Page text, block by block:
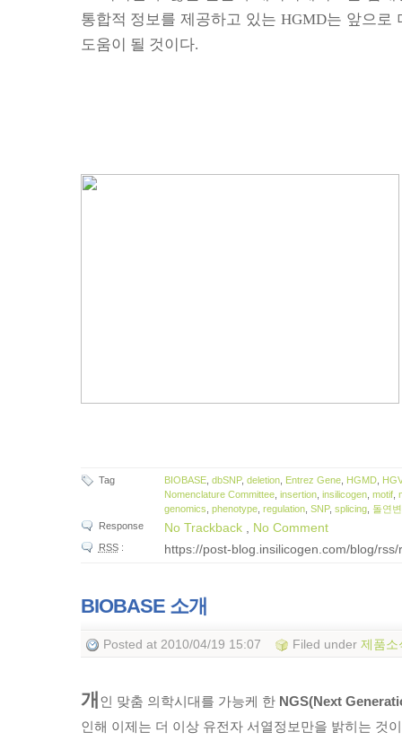
통합적 정보를 제공하고 있는 HGMD는 앞으로
도움이 될 것이다.
Tag BIOBASE ,dbSNP,deletion Entrez Gene HGMD
Nomenclature Committee ,insertion ,insilicogen ,motif ,
genomics ,phenotype ,regulation ,SNP,splicing 돌연
Response
No Trackback , No Comment
RSS: https://post-blog.insilicogen.com/blog/
BIOBASE 소개
Posted at 2010/04/19 15:07 Filed under제품소
개 인 맞춤 의학시대를 가능케 한 NGS(Next
인해 이제는 더 이상 유전자 서열정보만을 밝히는 것